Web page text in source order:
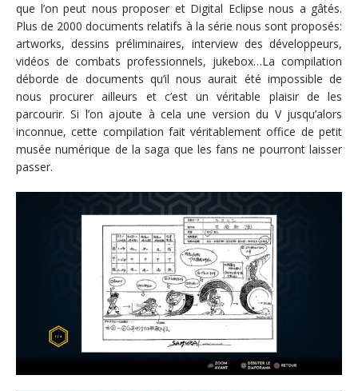
que l’on peut nous proposer et Digital Eclipse nous a gâtés.
Plus de 2000 documents relatifs à la série nous sont proposés:
artworks, dessins préliminaires, interview des développeurs,
vidéos de combats professionnels, jukebox…La compilation
déborde de documents qu’il nous aurait été impossible de
nous procurer ailleurs et c’est un véritable plaisir de les
parcourir. Si l’on ajoute à cela une version du V jusqu’alors
inconnue, cette compilation fait véritablement office de petit
musée numérique de la saga que les fans ne pourront laisser
passer.